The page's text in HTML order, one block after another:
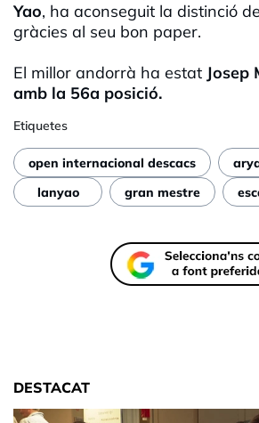
Yao, ha aconseguit la distinció de
gràcies al seu bon paper.
El millor andorrà ha estat Josep
amb la 56a posició.
Etiquetes
open internacional descacs
lanyao
gran mestre
DESTACAT